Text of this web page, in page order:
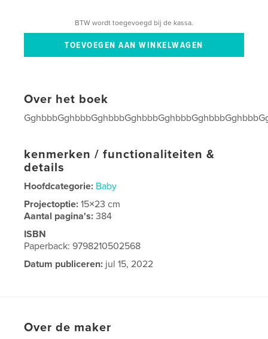
BTW wordt toegevoegd bij de kassa.
Over het boek
kenmerken / functionaliteiten &
details
Hoofdcategorie: Baby
Projectoptie:15×23 cm
Aantal pagina's:384
ISBN
Paperback: 9798210502568
Datum publiceren: jul 15, 2022
Over de maker